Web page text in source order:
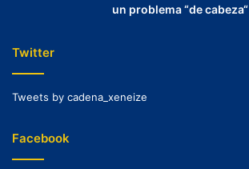
un problema “de cabeza“
Twitter
Tweets by cadena_xeneize
Facebook